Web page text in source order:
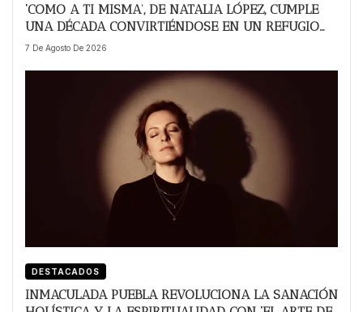
‘COMO A TI MISMA’, DE NATALIA LÓPEZ, CUMPLE
UNA DÉCADA CONVIRTIÉNDOSE EN UN REFUGIO
DE RESILIENCIA Y ESPERANZA CONTRA LA
7 De Agosto De 2026
DESTACADOS
INMACULADA PUEBLA REVOLUCIONA LA SANACIÓN